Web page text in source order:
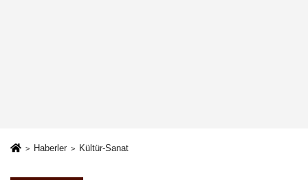
Haberler Kültür-Sanat